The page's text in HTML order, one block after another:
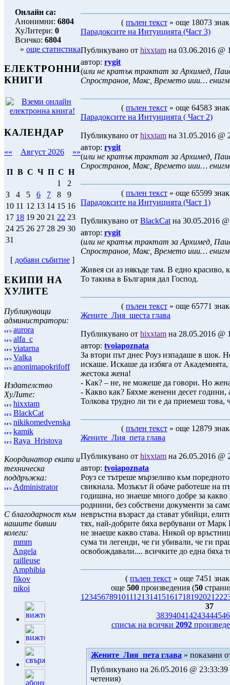
Онлайн са:
Анонимни: 6804
ХуЛитери: 0
Всичко: 6804
» още статистика
ЕЛЕКТРОННИ
КНИГИ
КАЛЕНДАР
«« Август 2026 »»
П В С Ч П С Н
1
2
3
4 5 6 7 8
9
10 11 12 13 14 15 16
17 18 19 20 21 22 23
24 25 26 27 28 29 30
31
[ добави събитие ]
ЕКИПИ НА
ХУЛИТЕ
Публикуващи
администратори:
aurora
alfa_c
viatarna
Valka
anonimapokrifoff
Издателство
ХуЛите:
hixxtam
BlackCat
nikikomedvenska
kamik
Raya_Hristova
Координатор екипи и
техническа
поддръжка:
Administrator
С благодарност към
нашите бивши
колеги:
mmm
Angela
railleuse
Amphibia
fikov
nikoi
( пълен текст » още 18073
Парадоксите на Интуицията (Част 3)
Публикувано от hixxtam на 03.06.2016 @
автор: rygit
(или не кратък трактат за Архимед,
Спространов, Макс, Времето иии…
( пълен текст » още 64583
Парадоксите на Интуицията ( Част 2)
Публикувано от hixxtam на 31.05.2016 @
автор: rygit
(или не кратък трактат за Архимед,
Спространов, Макс, Времето иии…
( пълен текст » още 65599
Парадоксите на Интуицията (Част 1)
Публикувано от BlackCat на 30.05.2016
автор: rygit
(или не кратък трактат за Архимед,
Спространов, Макс, Времето иии…
Живея си аз някъде там. В едно красиво,
То такива в България дал Господ.
( пълен текст » още 65771
Жените_Лия_шеста глава
Публикувано от hixxtam на 28.05.2016 @
автор: tvoiapoznata
За втори път днес Роуз изпадаше в шок.
искаше. Искаше да избяга от Академията,
жестока жена!
- Как? – не, не можеше да говори. Но
- Какво как? Бяхме женени десет години,
Толкова трудно ли ти е да приемеш това,
( пълен текст » още 12879
Жените_Лия_пета глава
Публикувано от hixxtam на 26.05.2016 @
автор: tvoiapoznata
Роуз се тътреше мързеливо към
свикнала. Мозъкът й обаче работеше на
годишна, но знаеше много добре за какво
роднини, без собствени документи за
невръстна възраст да стават убийци,
тях, най-добрите бяха вербувани от Марк
не знаеше какво става. Никой ор
сума ти легенди, че ги убивали, че ги
освобождавали.... всичките до една бяха
( пълен текст » още 7451
още 500произведения (50
1 23456789101112131415161718192021 22
37
383940414243444546
списък на всички 2092
Жените_Лия_пета глава » показани
Публикувано на 26.05.2016 @ 23:33:39
четения)